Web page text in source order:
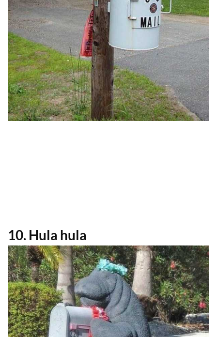
10. Hula hula